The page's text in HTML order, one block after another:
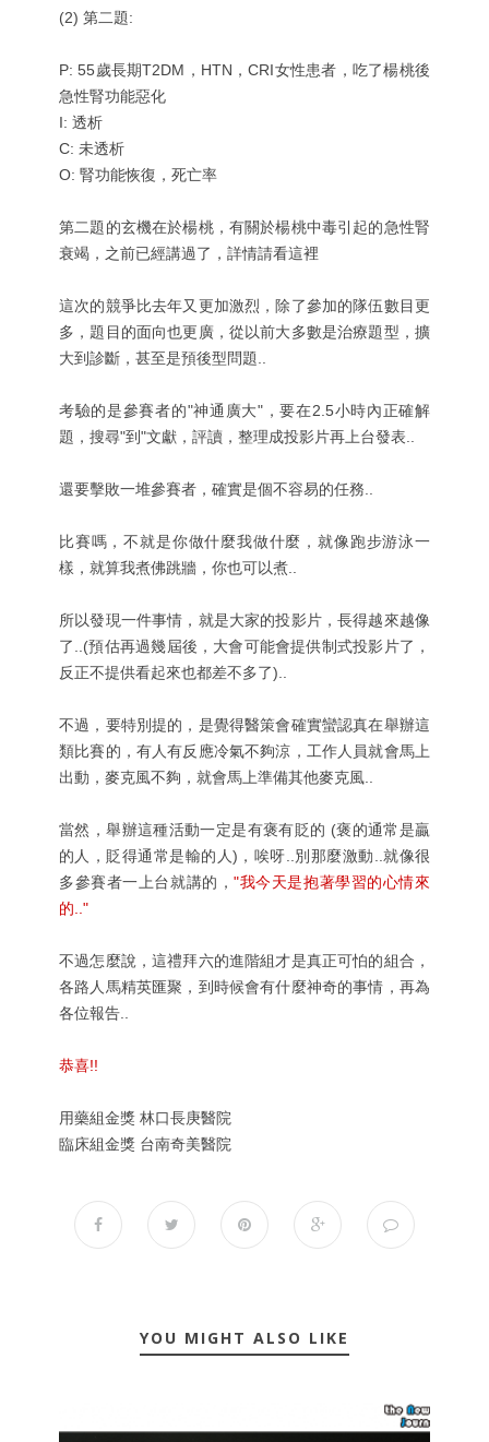
(2) 第二題:
P: 55歲長期T2DM，HTN，CRI女性患者，吃了楊桃後
急性腎功能惡化
I: 透析
C: 未透析
O: 腎功能恢復，死亡率
第二題的玄機在於楊桃，有關於楊桃中毒引起的急性腎
衰竭，之前已經講過了，詳情請看這裡
這次的競爭比去年又更加激烈，除了參加的隊伍數目更
多，題目的面向也更廣，從以前大多數是治療題型，擴
大到診斷，甚至是預後型問題..
考驗的是參賽者的"神通廣大"，要在2.5小時內正確解
題，搜尋"到"文獻，評讀，整理成投影片再上台發表..
還要擊敗一堆參賽者，確實是個不容易的任務..
比賽嗎，不就是你做什麼我做什麼，就像跑步游泳一
樣，就算我煮佛跳牆，你也可以煮..
所以發現一件事情，就是大家的投影片，長得越來越像
了..(預估再過幾屆後，大會可能會提供制式投影片了，
反正不提供看起來也都差不多了)..
不過，要特別提的，是覺得醫策會確實蠻認真在舉辦這
類比賽的，有人有反應冷氣不夠涼，工作人員就會馬上
出動，麥克風不夠，就會馬上準備其他麥克風..
當然，舉辦這種活動一定是有褒有貶的 (褒的通常是贏
的人，貶得通常是輸的人)，唉呀..別那麼激動..就像很
多參賽者一上台就講的，"我今天是抱著學習的心情來
的.."
不過怎麼說，這禮拜六的進階組才是真正可怕的組合，
各路人馬精英匯聚，到時候會有什麼神奇的事情，再為
各位報告..
恭喜!!
用藥組金獎 林口長庚醫院
臨床組金獎 台南奇美醫院
YOU MIGHT ALSO LIKE